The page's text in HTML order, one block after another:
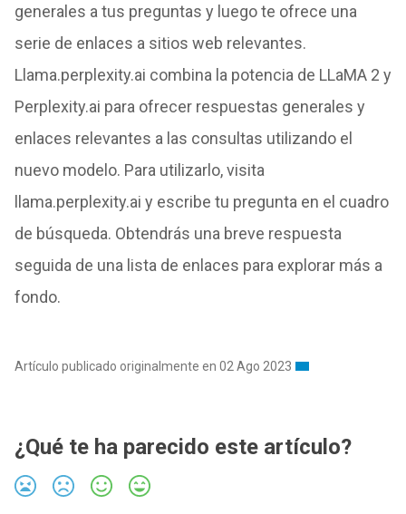
generales a tus preguntas y luego te ofrece una
serie de enlaces a sitios web relevantes.
Llama.perplexity.ai combina la potencia de LLaMA 2 y
Perplexity.ai para ofrecer respuestas generales y
enlaces relevantes a las consultas utilizando el
nuevo modelo. Para utilizarlo, visita
llama.perplexity.ai y escribe tu pregunta en el cuadro
de búsqueda. Obtendrás una breve respuesta
seguida de una lista de enlaces para explorar más a
fondo.
Artículo publicado originalmente en 02 Ago 2023
¿Qué te ha parecido este artículo?